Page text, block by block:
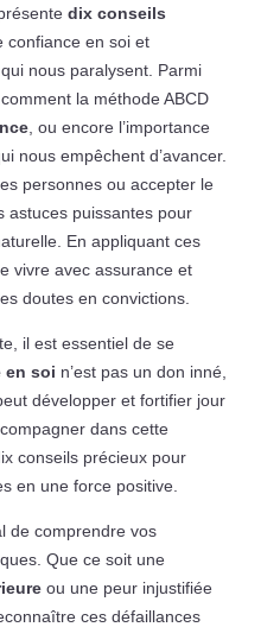
dix conseils
confiance en soi et
nous paralysent. Parmi
la méthode ABCD
, ou encore l’importance
nous empêchent d’avancer.
personnes ou accepter le
astuces puissantes pour
En appliquant ces
vivre avec assurance et
doutes en convictions.
il est essentiel de se
en soi n’est pas un don inné,
développer et fortifier jour
dans cette
conseils précieux pour
en une force positive.
de comprendre vos
Que ce soit une
ou une peur injustifiée
ces défaillances